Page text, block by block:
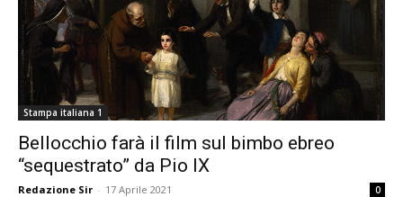
Stampa italiana 1
Bellocchio farà il film sul bimbo ebreo
“sequestrato” da Pio IX
Redazione Sir - 17 Aprile 2021 0